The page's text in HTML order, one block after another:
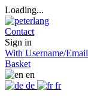
Loading...
Contact
Sign in
With Username/Email
Basket
en
de
fr